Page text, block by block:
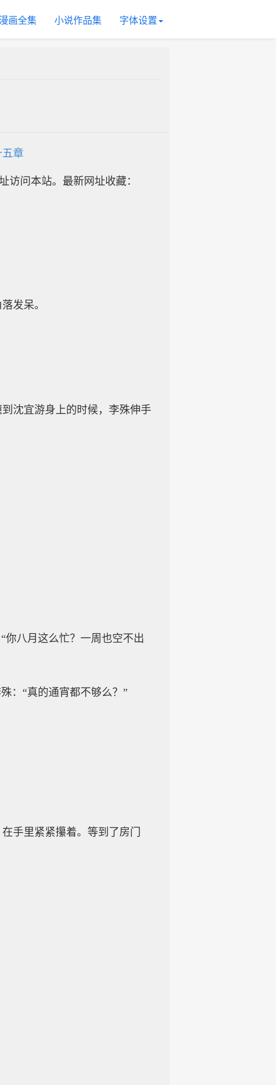
漫画全集 小说作品集 字体设置
五章
访问本站。最新网址收藏：
发呆。
沈宜游身上的时候，李殊伸手
你八月这么忙？一周也空不出
：“真的通宵都不够么？”
手里紧紧攥着。等到了房门